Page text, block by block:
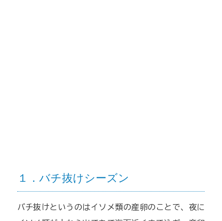
１．バチ抜けシーズン
バチ抜けというのはイソメ類の産卵のことで、夜に